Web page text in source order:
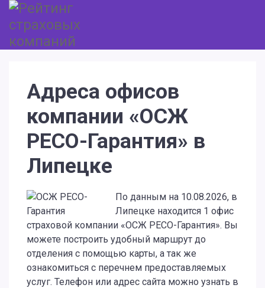
Адреса офисов
компании «ОСЖ
РЕСО-Гарантия» в
Липецке
По данным на 10.08.2026, в
Липецке находится 1 офис
страховой компании «ОСЖ РЕСО-Гарантия». Вы
можете построить удобный маршрут до
отделения с помощью карты, а так же
ознакомиться с перечнем предоставляемых
услуг. Телефон или адрес сайта можно узнать в